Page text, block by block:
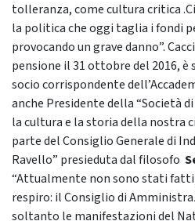
tolleranza, come cultura critica
la politica che oggi taglia i fondi
provocando un grave danno”.
pensione il 31 ottobre del 2016,
socio corrispondente
anche Presidente della “Società
la cultura e la storia della nostra
parte del Consiglio Generale di
Ravello” presieduta dal filosofo
“Attualmente non sono stati
respiro: il Consiglio di
soltanto le manifestazioni del